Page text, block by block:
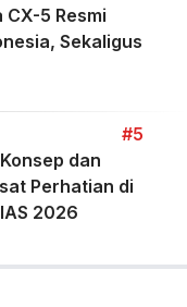
CX-5 Resmi
Sekaligus
#5
dan
Perhatian di
2026